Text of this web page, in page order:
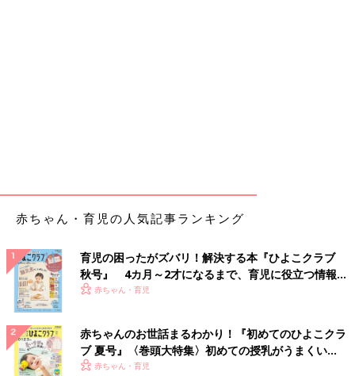
赤ちゃん・育児の人気記事ランキング
育児の困ったがズバリ！解決する本『ひよこクラブ
秋号』 4カ月～2才になるまで、育児に役立つ情報が
いっぱい！
赤ちゃん・育児
赤ちゃんのお世話まるわかり！『初めてのひよこクラ
ブ 夏号』〈巻頭大特集〉初めての授乳がうまくい
く！ おっぱい・ミルクの基本と夏のトラブル 解決テ
赤ちゃん・育児